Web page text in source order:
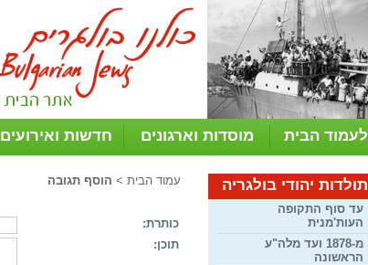
לעמוד הבית מוסדות וארגונים חדשות ואירועים
תולדות יהודי בולגריה
עד סוף התקופה
העות'מנית
מ-1878 ועד מלה"ע
הראשונה
עמוד הבית > הוסף תגובה
כותרת:
תוכן: